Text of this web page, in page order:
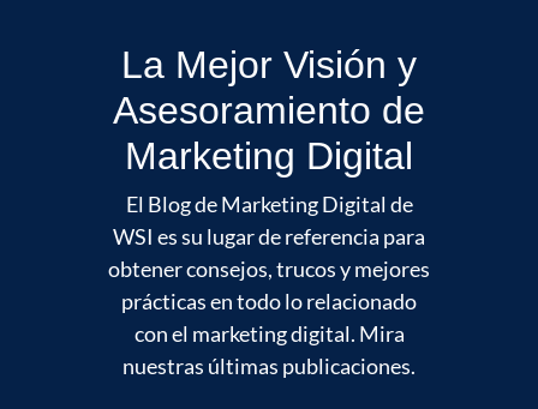
La Mejor Visión y
Asesoramiento de
Marketing Digital
El Blog de Marketing Digital de
WSI es su lugar de referencia para
obtener consejos, trucos y mejores
prácticas en todo lo relacionado
con el marketing digital. Mira
nuestras últimas publicaciones.